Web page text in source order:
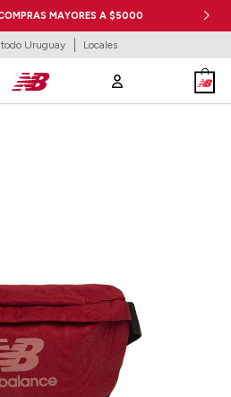
MAYORES A $5000
Uruguay Locales